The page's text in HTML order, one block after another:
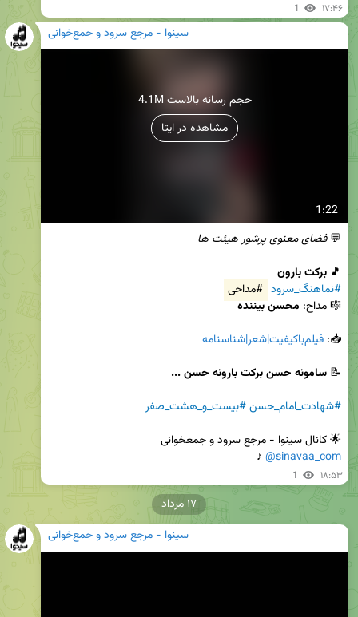
1 ۱۷:۴۶
سینوا - مرجع سرود و جمع‌خوانی
1:22
4.1M حجم رسانه بالاست
مشاهده در ایتا
💬 فضای معنوی پرشور هیئت ها
🎵 برکت بارون
#نماهنگ_سرود #مداحی
🎼 مداح: محسن بیننده
📥: فیلم‌باکیفیت|شعر|شناسنامه
📝 سامونه حسن برکت بارونه حسن ...
#شهادت_امام_حسن#بیست_و_هشت_صفر
🌟 کانال سینوا - مرجع‌ سرود و جمعخوانی
@sinavaa_com
♪
1 ۱۸:۵۳
سینوا - مرجع سرود و جمع‌خوانی
۱۷ مرداد